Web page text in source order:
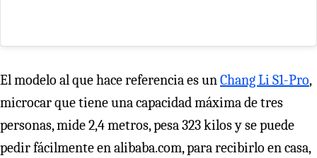
El modelo al que hace referencia es unChang Li S1-Pro,
microcar que tiene una capacidad máxima de tres
personas, mide 2,4 metros, pesa 323 kilos y se puede
pedir fácilmente en alibaba.com, para recibirlo en casa,